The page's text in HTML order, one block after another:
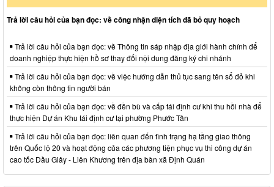
Trả lời câu hỏi của bạn đọc: về công nhận diện tích đã bỏ quy hoạch
Trả lời câu hỏi của bạn đọc: về Thông tin sáp nhập địa giới hành chính để
doanh nghiệp thực hiện hồ sơ thay đổi nội dung đăng ký chi nhánh
Trả lời câu hỏi của bạn đọc: về việc hướng dẫn thủ tục sang tên sổ đỏ khi
không còn thông tin người bán
Trả lời câu hỏi của bạn đọc: về đền bù và cấp tái định cư khi thu hồi nhà để
thực hiện Dự án Khu tái định cư tại phường Phước Tân
Trả lời câu hỏi của bạn đọc: liên quan đến tình trạng hạ tầng giao thông
trên Quốc lộ 20 và hoạt động của các phương tiện phục vụ thi công dự án
cao tốc Dầu Giây - Liên Khương trên địa bàn xã Định Quán